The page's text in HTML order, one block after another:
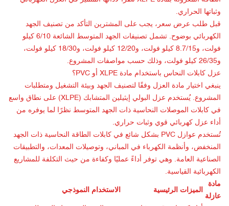
وثباتها الحراري.
قبل طلب عرض سعر، يجب على المشترين التأكد من تصنيف الجهد
الكهربائي بوضوح. تشمل تصنيفات الجهد المتوسط الشائعة 6/10 كيلو
فولت، و8.7/15 كيلو فولت، و12/20 كيلو فولت، و18/30 كيلو فولت،
و26/35 كيلو فولت، وذلك حسب مواصفات المشروع.
عزل كابلات النحاس باستخدام مادة XLPE أو PVC؟
ينبغي اختيار مادة العزل وفقًا لتصنيف الجهد وبيئة التشغيل ومتطلبات
المشروع. يُستخدم عزل البولي إيثيلين المتشابك (XLPE) على نطاق واسع
في كابلات الموصلات النحاسية ذات الجهد المتوسط نظرًا لما يوفره من
أداء عزل كهربائي قوي وثبات حراري.
تُستخدم عوازل PVC بشكل شائع في كابلات الطاقة النحاسية ذات الجهد
المنخفض، وأنظمة الكهرباء في المباني، وتوصيلات المعدات، والتطبيقات
الصناعية العامة. وهي توفر أداءً عمليًا وكفاءة من حيث التكلفة للمشاريع
الكهربائية القياسية.
مادة
عازلة
الميزات الرئيسية الاستخدام النموذجي